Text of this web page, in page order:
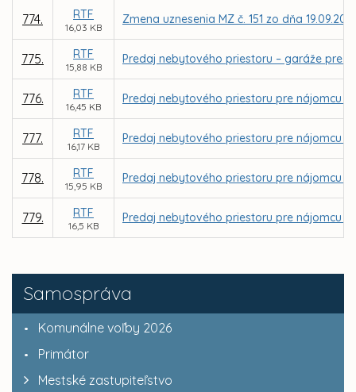
Samospráva
Komunálne voľby 2026
Primátor
Mestské zastupiteľstvo
774. RTF
16,03 KB
Zmena uznesenia MZ č. 151 zo dňa
775. RTF
15,88 KB
Predaj nebytového priestoru – garáže pre
776. RTF
16,45 KB
Predaj nebytového priestoru pre nájomcu
777. RTF
16,17 KB
Predaj nebytového priestoru pre nájomcu
778. RTF
15,95 KB
Predaj nebytového priestoru pre nájomcu
779. RTF
16,5 KB
Predaj nebytového priestoru pre nájomcu